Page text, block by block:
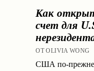
Как
счет для
ОТ OLIVIA WONG
США по-